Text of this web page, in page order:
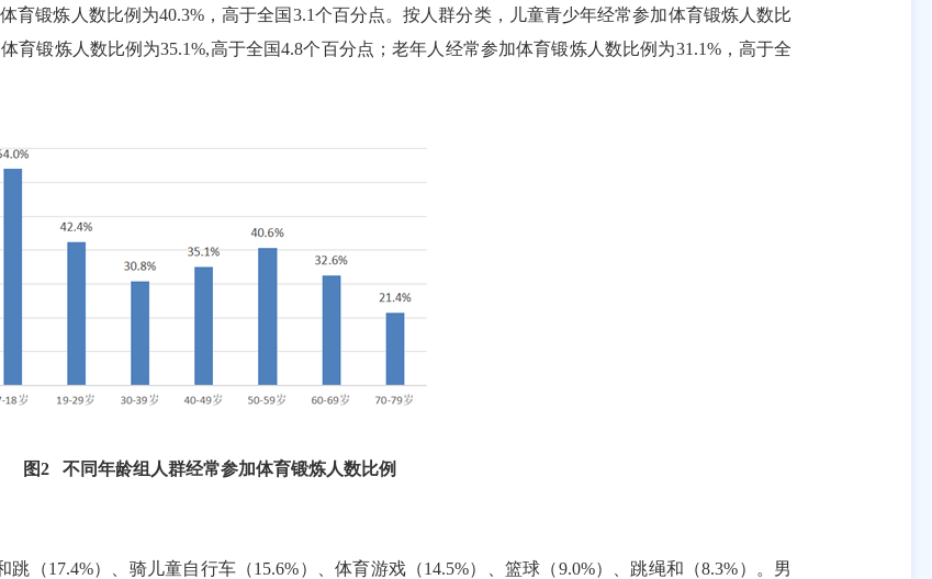
育锻炼人数比例为40.3% ，高于全国 3.1个百分点。按人群分类，儿童青少年经常参加体育锻炼人数比
育锻炼人数比例为35.1%,高于全国4.8个百分点；老年人经常参加体育锻炼人数比例为31.1%，高于全
图2不同年龄组人群经常参加体育锻炼人数比例
跳（17.4%）、骑儿童自行车（15.6%）、体育游戏（14.5%）、篮球（9.0%）、跳绳和（8.3%）。男